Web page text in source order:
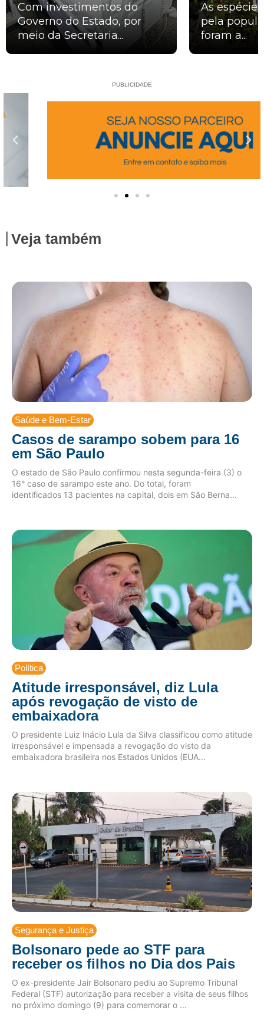
Com investimentos do
Governo do Estado, por
meio da Secretaria...
As
pela
foram a...
PUBLICIDADE
Veja também
Saúde e Bem-Estar
Casos de sarampo sobem para 16
em São Paulo
O estado de São Paulo confirmou nesta segunda-feira (3) o
16° caso de sarampo este ano. Do total, foram
identificados 13 pacientes na capital, dois em São Berna...
Política
Atitude irresponsável, diz Lula
após revogação de visto de
embaixadora
O presidente Luiz Inácio Lula da Silva classificou como atitude
irresponsável e impensada a revogação do visto da
embaixadora brasileira nos Estados Unidos (EUA...
Segurança e Justiça
Bolsonaro pede ao STF para
receber os filhos no Dia dos Pais
O ex-presidente Jair Bolsonaro pediu ao Supremo Tribunal
Federal (STF) autorização para receber a visita de seus filhos
no próximo domingo (9) para comemorar o ...